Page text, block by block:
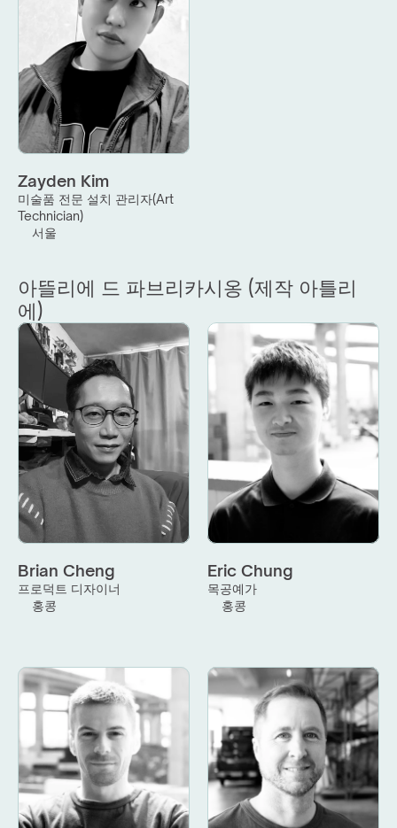
Zayden Kim
미술품 전문 설치 관리자(Art
Technician)
서울
아뜰리에 드 파브리카시옹 (제작 아틀리
에)
Brian Cheng
프로덕트 디자이너
홍콩
Eric Chung
목공예가
홍콩